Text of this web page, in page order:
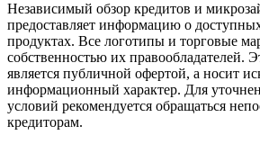
Независимый обзор кредитов и
предоставляет информацию о
продуктах. Все логотипы и торговые
собственностью их правообладателей.
является публичной офертой, а носит
информационный характер. Для
условий рекомендуется обращаться
кредиторам.